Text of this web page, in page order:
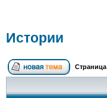
Истории
Страница